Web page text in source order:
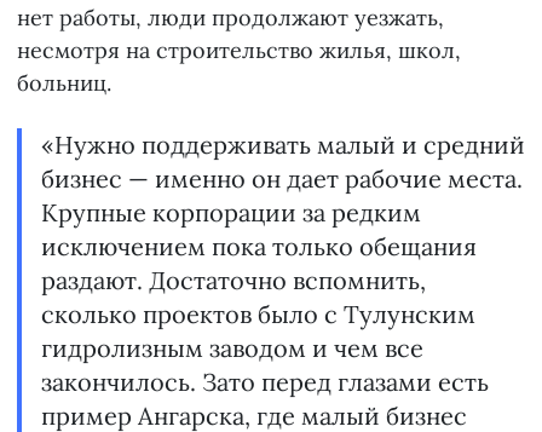
нет работы, люди продолжают уезжать,
несмотря на строительство жилья, школ,
больниц.
«Нужно поддерживать малый и средний
бизнес — именно он дает рабочие места.
Крупные корпорации за редким
исключением пока только обещания
раздают. Достаточно вспомнить,
сколько проектов было с Тулунским
гидролизным заводом и чем все
закончилось. Зато перед глазами есть
пример Ангарска, где малый бизнес